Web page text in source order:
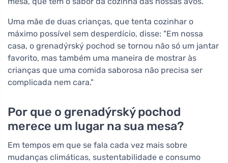
Uma mãe de duas crianças, que tenta cozinhar o
máximo possível sem desperdício, disse: "Em nossa
casa, o grenadýrský pochod se tornou não só um jantar
favorito, mas também uma maneira de mostrar às
crianças que uma comida saborosa não precisa ser
complicada nem cara."
Por que o grenadýrský pochod
merece um lugar na sua mesa?
Em tempos em que se fala cada vez mais sobre
mudanças climáticas, sustentabilidade e consumo